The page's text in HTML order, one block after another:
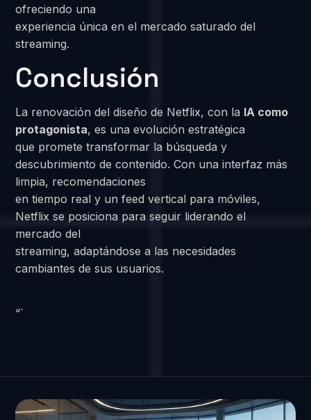
ofreciendo una
experiencia única en el mercado saturado del
streaming.
Conclusión
La renovación del diseño de Netflix, con la IA como
protagonista, es una evolución estratégica
que promete transformar la búsqueda y
descubrimiento de contenido. Con una interfaz más
limpia, recomendaciones
en tiempo real y un feed vertical para móviles,
Netflix se posiciona para seguir liderando el
mercado del
streaming, adaptándose a las necesidades
cambiantes de sus usuarios.
“`